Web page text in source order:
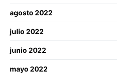
agosto 2022
julio 2022
junio 2022
mayo 2022